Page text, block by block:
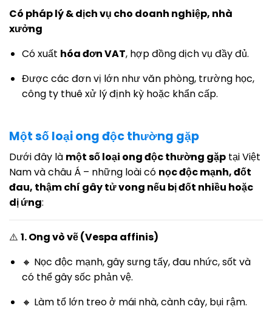
Có pháp lý & dịch vụ cho doanh nghiệp, nhà
xưởng
Có xuất hóa đơn VAT, hợp đồng dịch vụ đầy đủ.
Được các đơn vị lớn như văn phòng, trường học,
công ty thuê xử lý định kỳ hoặc khẩn cấp.
Một số loại ong độc thường gặp
Dưới đây là một số loại ong độc thường gặp tại Việt
Nam và châu Á – những loài có nọc độc mạnh, đốt
đau, thậm chí gây tử vong nếu bị đốt nhiều hoặc
dị ứng:
⚠️ 1. Ong vò vẽ (Vespa affinis)
🔸 Nọc độc mạnh, gây sưng tấy, đau nhức, sốt và
có thể gây sốc phản vệ.
🔸 Làm tổ lớn treo ở mái nhà, cành cây, bụi rậm.